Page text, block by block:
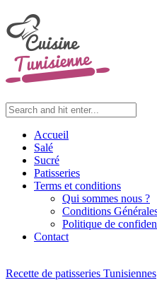
Accueil
Salé
Sucré
Patisseries
Terms et conditions
Qui sommes nous ?
Conditions
Politique de
Contact
Recette de patisseries Tunisiennes